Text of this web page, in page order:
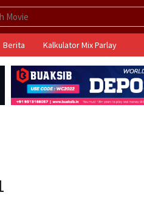
Berita Kalkulator Mix Parlay